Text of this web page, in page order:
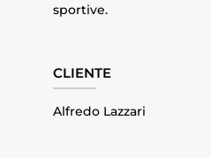
sportive.
CLIENTE
Alfredo Lazzari